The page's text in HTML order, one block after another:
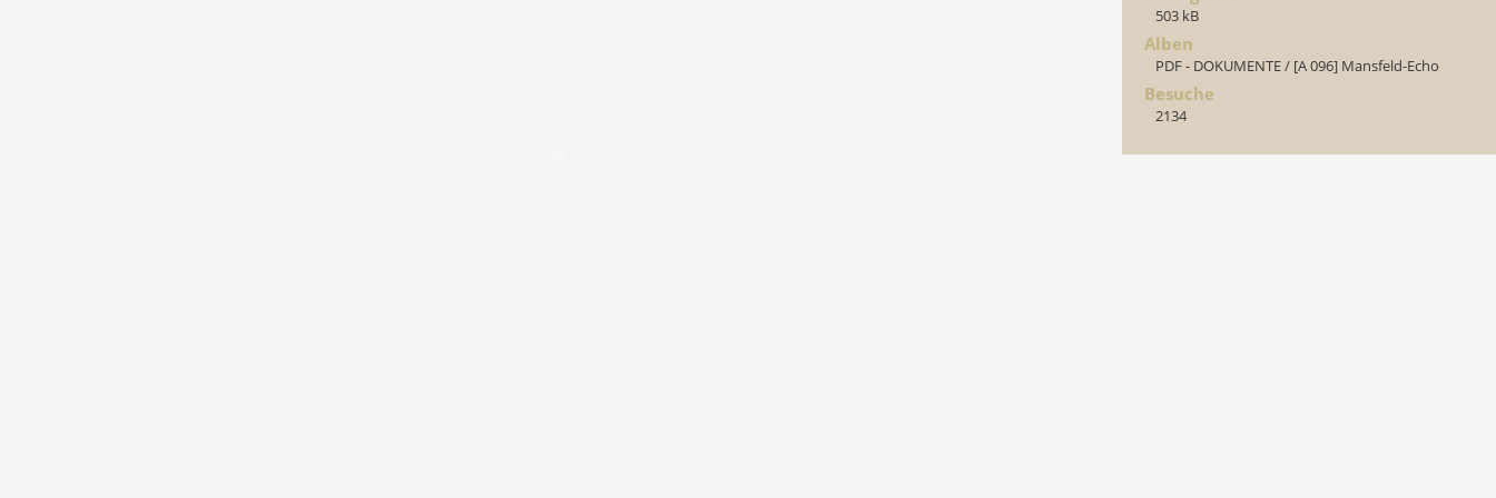
503 kB
Alben
PDF - DOKUMENTE/ [A 096] Mansfeld-Echo
Besuche
2134